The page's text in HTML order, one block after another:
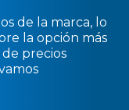
de la marca, lo
la opción más
de precios